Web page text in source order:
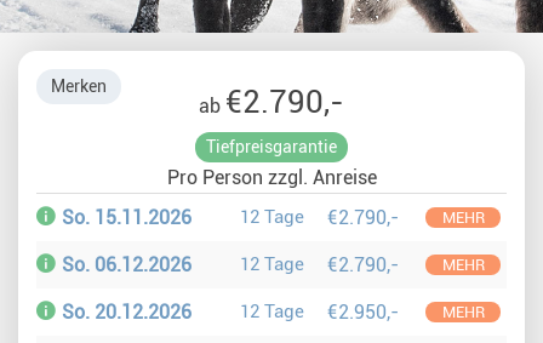
Merken
ab €2.790,-
Tiefpreisgarantie
Pro Person zzgl. Anreise
So. 15.11.2026
12 Tage €2.790,- MEHR
So. 06.12.2026 12 Tage €2.790,- MEHR
So. 20.12.2026 12 Tage €2.950,- MEHR